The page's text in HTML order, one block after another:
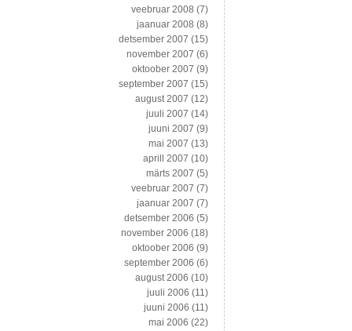
veebruar 2008 (7)
jaanuar 2008 (8)
detsember 2007 (15)
november 2007 (6)
oktoober 2007 (9)
september 2007 (15)
august 2007 (12)
juuli 2007 (14)
juuni 2007 (9)
mai 2007 (13)
aprill 2007 (10)
märts 2007 (5)
veebruar 2007 (7)
jaanuar 2007 (7)
detsember 2006 (5)
november 2006 (18)
oktoober 2006 (9)
september 2006 (6)
august 2006 (10)
juuli 2006 (11)
juuni 2006 (11)
mai 2006 (22)